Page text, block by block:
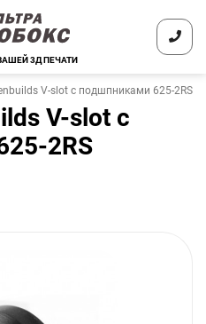
3Д ПЕЧАТИ
V-slot с подшпниками 625-2RS
V-slot с
2RS